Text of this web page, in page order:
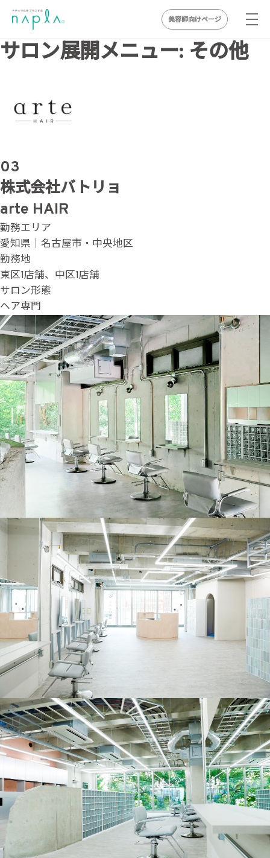
Skip
to
美容師向けページ
サロン展開メニュー: その他
03
株式会社バトリョ
arte HAIR
勤務エリア
愛知県｜名古屋市・中央地区
勤務地
東区1店舗、中区1店舗
サロン形態
ヘア専門